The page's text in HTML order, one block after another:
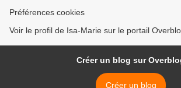
Préférences cookies
Voir le profil de Isa-Marie sur le portail
Créer un blog sur
Créer un blog